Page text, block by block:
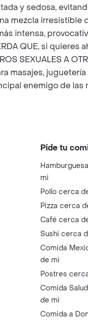
y sedosa,
mezcla irresistible
intensa,
QUE, si
SEXUALES A
masajes,
enemigo de
Pide tu
mi
Pollo cerca
Pizza cerca
Café cerca
Sushi cerca
Comida
de mi
Postres
Comida
de mi
Comida a